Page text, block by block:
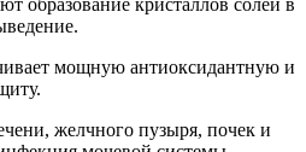
образование кристаллов солей в
мощную антиоксидантную и
желчного пузыря, почек и